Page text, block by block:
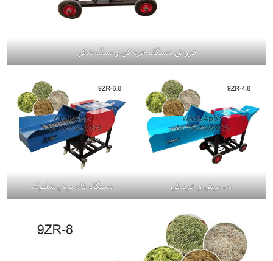
فروش دستگاه خرد کن و سنگ شکن
نی برش و خرد کن دستگاه کاه برش شلتوک